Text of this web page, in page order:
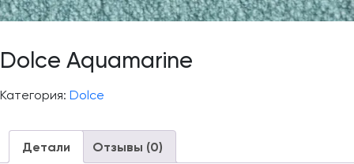
Dolce Aquamarine
Категория: Dolce
Детали Отзывы (0)